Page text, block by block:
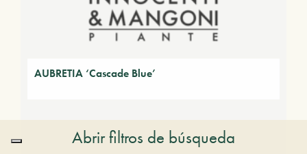
AUBRETIA ‘Cascade Blue’
Abrir filtros de búsqueda